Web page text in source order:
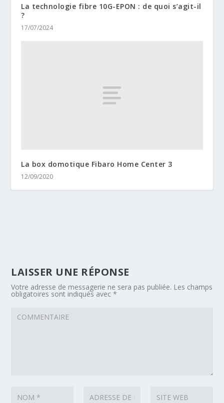
La technologie fibre 10G-EPON : de quoi s’agit-il
?
17/07/2024
La box domotique Fibaro Home Center 3
12/09/2020
LAISSER UNE RÉPONSE
Votre adresse de messagerie ne sera pas publiée. Les champs
obligatoires sont indiqués avec*